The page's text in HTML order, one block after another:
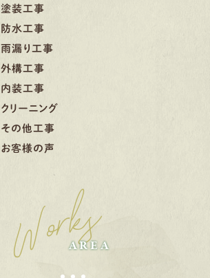
塗装工事
防水工事
雨漏り工事
外構工事
内装工事
クリーニング
その他工事
お客様の声
Works
AREA